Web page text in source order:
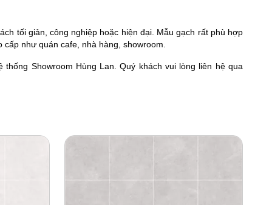
tối giản, công nghiệp hoặc hiện đại. Mẫu gạch rất phù hợp
như quán cafe, nhà hàng, showroom.
Showroom Hùng Lan. Quý khách vui lòng liên hệ qua